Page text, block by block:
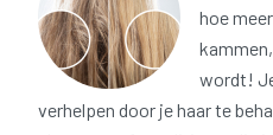
hoe
wordt!
verhelpen door je haar te